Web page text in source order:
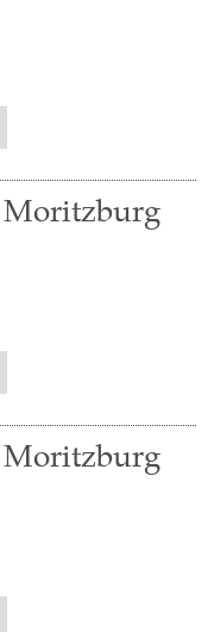
Moritzburg
Moritzburg